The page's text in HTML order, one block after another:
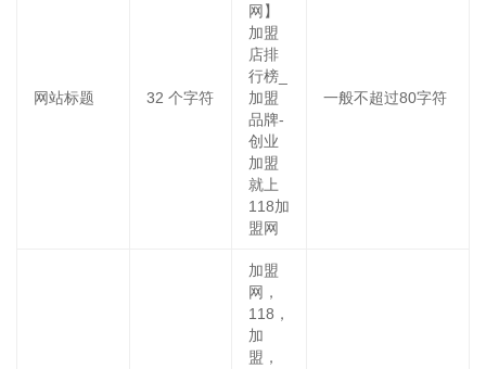
网站标题 32 个字符
网】
加盟
店排
行榜_
加盟
品牌-
创业
加盟
就上
118加
盟网
一般不超过80字符
加盟
网，
118，
加
盟，